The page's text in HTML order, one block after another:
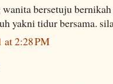
wanita bersetuju
yakni tidur bersama.
at 2:28 PM